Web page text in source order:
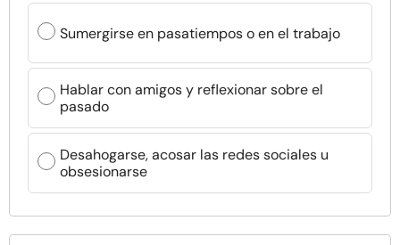
Sumergirse en pasatiempos o en el trabajo
Hablar con amigos y reflexionar sobre el
pasado
Desahogarse, acosar las redes sociales u
obsesionarse